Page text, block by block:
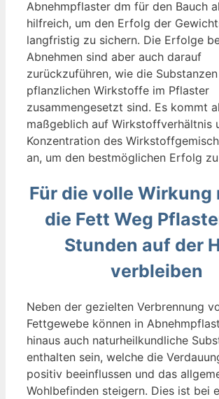
Abnehmpflaster dm für den Bauch
hilfreich, um den Erfolg der
langfristig zu sichern. Die Erfolge
Abnehmen sind aber auch darauf
zurückzuführen, wie die
pflanzlichen Wirkstoffe im Pflaster
zusammengesetzt sind. Es kommt
maßgeblich auf Wirkstoffverhältnis
Konzentration des
an, um den bestmöglichen Erfolg
Für die volle Wirkung
die Fett Weg
Stunden auf der
verbleiben
Neben der gezielten Verbrennung
Fettgewebe können in
hinaus auch naturheilkundliche
enthalten sein, welche die
positiv beeinflussen und das
Wohlbefinden steigern. Dies ist bei